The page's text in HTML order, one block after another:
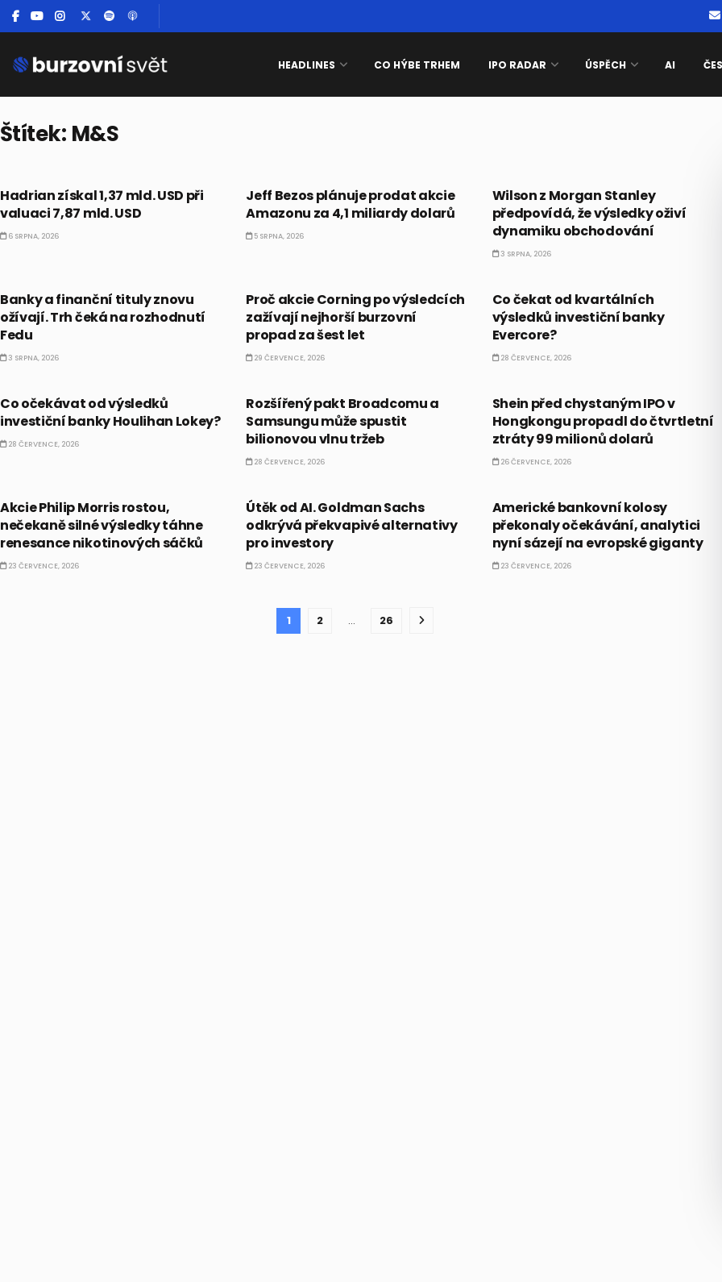
HEADLINES CO HÝBE TRHEM IPO RADAR ÚSPĚCH AI
Štítek: M&S
Hadrian získal 1,37 mld. USD při
valuaci 7,87 mld. USD
6 SRPNA, 2026
Jeff Bezos plánuje prodat akcie
Amazonu za 4,1 miliardy dolarů
5 SRPNA, 2026
Wilson z Morgan Stanley
předpovídá, že výsledky oživí
dynamiku obchodování
3 SRPNA, 2026
Banky a finanční tituly znovu
ožívají. Trh čeká na rozhodnutí
Fedu
3 SRPNA, 2026
Proč akcie Corning po výsledcích
zažívají nejhorší burzovní
propad za šest let
29 ČERVENCE, 2026
Co čekat od kvartálních
výsledků investiční banky
Evercore?
28 ČERVENCE, 2026
Co očekávat od výsledků
investiční banky Houlihan Lokey?
28 ČERVENCE, 2026
Rozšířený pakt Broadcomu a
Samsungu může spustit
bilionovou vlnu tržeb
28 ČERVENCE, 2026
Shein před chystaným IPO v
Hongkongu propadl do čtvrtletní
ztráty 99 milionů dolarů
26 ČERVENCE, 2026
Akcie Philip Morris rostou,
nečekaně silné výsledky táhne
renesance nikotinových sáčků
23 ČERVENCE, 2026
Útěk od AI. Goldman Sachs
odkrývá překvapivé alternativy
pro investory
23 ČERVENCE, 2026
Americké bankovní kolosy
překonaly očekávání, analytici
nyní sázejí na evropské giganty
23 ČERVENCE, 2026
1 2 … 26